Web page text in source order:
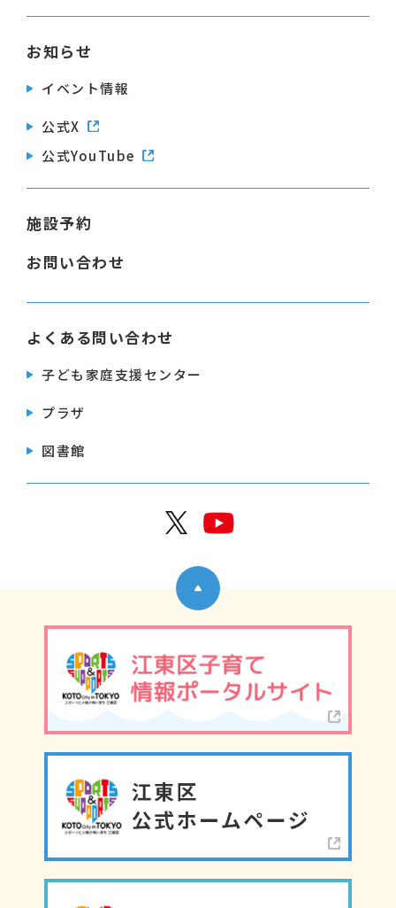
お知らせ
イベント情報
公式X
公式YouTube
施設予約
お問い合わせ
よくある問い合わせ
子ども家庭支援センター
プラザ
図書館